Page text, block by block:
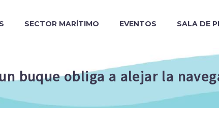
SECTOR MARÍTIMO EVENTOS SALA DE
buque obliga a alejar la